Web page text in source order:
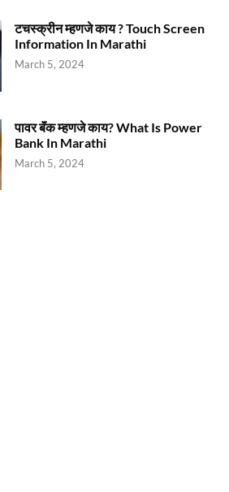
टचस्क्रीन म्हणजे काय ? Touch Screen
Information In Marathi
March 5, 2024
पावर बॅंक म्हणजे काय? What Is Power
Bank In Marathi
March 5, 2024